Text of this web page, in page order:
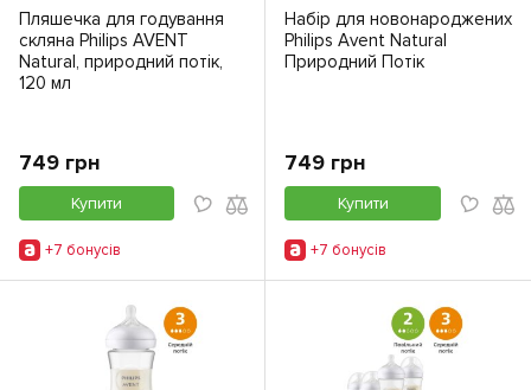
Пляшечка для годування
скляна Philips AVENT
Natural, природний потік,
120 мл
749 грн
Купити
+7 бонусiв
Набір для новонароджених
Philips Avent Natural
Природний Потік
749 грн
Купити
+7 бонусiв